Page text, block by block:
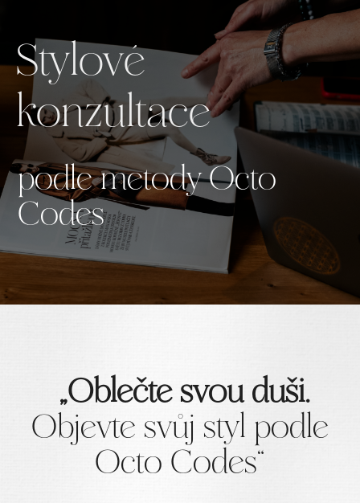
Stylové
konzultace
podle metody Octo
Codes
„Oblečte svou duši.
Objevte svůj styl podle
Octo Codes“